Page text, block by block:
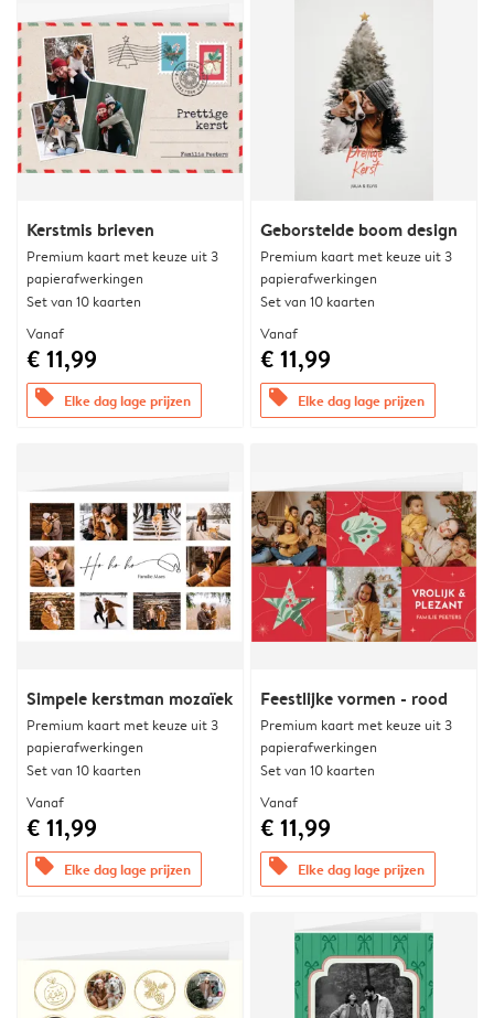
Kerstmis brieven
Premium kaart met keuze uit 3
papierafwerkingen
Set van 10 kaarten
Vanaf
€ 11,99
offers Elke dag lage prijzen
Geborstelde boom design
Premium kaart met keuze uit 3
papierafwerkingen
Set van 10 kaarten
Vanaf
€ 11,99
offers Elke dag lage prijzen
Simpele kerstman mozaïek
Premium kaart met keuze uit 3
papierafwerkingen
Set van 10 kaarten
Vanaf
€ 11,99
offers Elke dag lage prijzen
Feestlijke vormen - rood
Premium kaart met keuze uit 3
papierafwerkingen
Set van 10 kaarten
Vanaf
€ 11,99
offers Elke dag lage prijzen